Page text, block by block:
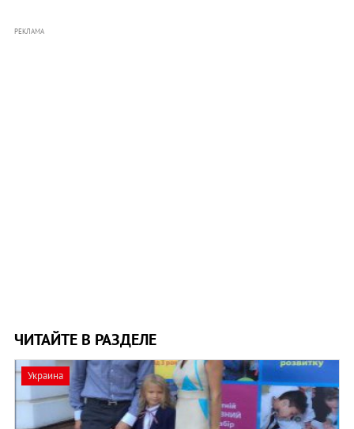
РЕКЛАМА
ЧИТАЙТЕ В РАЗДЕЛЕ
Украина